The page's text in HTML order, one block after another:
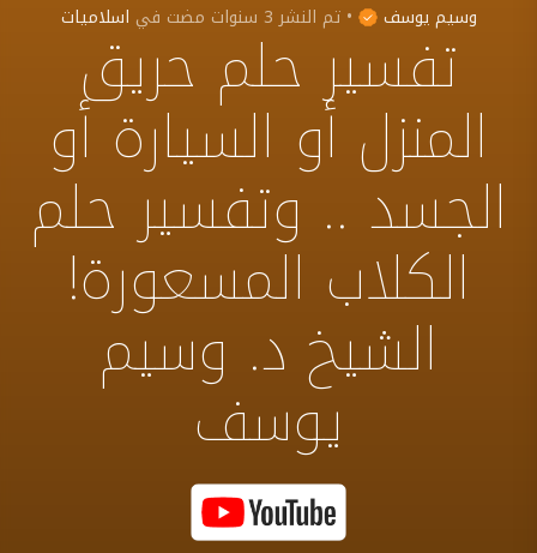
وسيم يوسف • تم النشر3 سنوات مضت في اسلاميات
تفسير حلم حريق
المنزل أو السيارة أو
الجسد .. وتفسير حلم
الكلاب المسعورة!
الشيخ د. وسيم
يوسف